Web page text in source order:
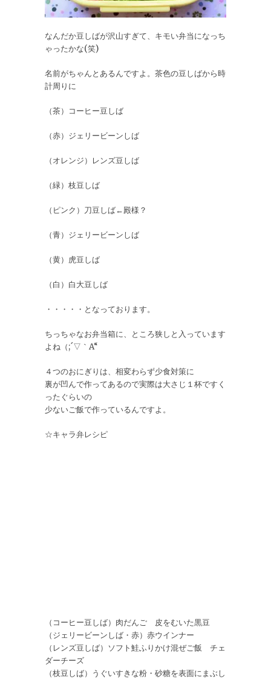
なんだか豆しばが沢山すぎて、キモい弁当になっち
ゃったかな(笑)
名前がちゃんとあるんですよ。茶色の豆しばから時
計周りに
（茶）コーヒー豆しば
（赤）ジェリービーンしば
（オレンジ）レンズ豆しば
（緑）枝豆しば
（ピンク）刀豆しば←殿様？
（青）ジェリービーンしば
（黄）虎豆しば
（白）白大豆しば
・・・・・となっております。
ちっちゃなお弁当箱に、ところ狭しと入っています
よね（;´▽｀A“
４つのおにぎりは、相変わらず少食対策に
裏が凹んで作ってあるので実際は大さじ１杯ですく
ったぐらいの
少ないご飯で作っているんですよ。
☆キャラ弁レシピ
（コーヒー豆しば）肉だんご 皮をむいた黒豆
（ジェリービーンしば・赤）赤ウインナー
（レンズ豆しば）ソフト鮭ふりかけ混ぜご飯 チェ
ダーチーズ
（枝豆しば）うぐいすきな粉・砂糖を表面にまぶし